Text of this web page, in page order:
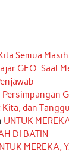
k
e
d
I
n
t
t
r
T
u
e
Semua
GEO: Saat
Persimpangan
dan
UNTUK
DI BATIN
MEREKA,